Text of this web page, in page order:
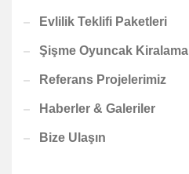
Evlilik Teklifi Paketleri
Şişme Oyuncak Kiralama
Referans Projelerimiz
Haberler & Galeriler
Bize Ulaşın